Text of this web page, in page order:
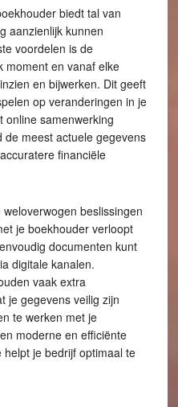
biedt tal van
aanzienlijk kunnen
voordelen is de
moment en vanaf elke
en bijwerken. Dit geeft
op veranderingen in je
online samenwerking
meest actuele gegevens
financiële
beslissingen
je boekhouder verloopt
documenten kunt
digitale kanalen.
vaak extra
je gegevens veilig zijn
te werken met je
moderne en efficiënte
je bedrijf optimaal te